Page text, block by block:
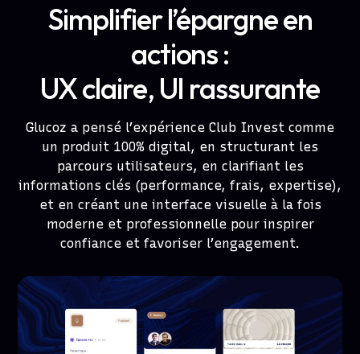
Simplifier l’épargne en
actions :
UX claire, UI rassurante
Glucoz a pensé l’expérience Club Invest comme
un produit 100% digital, en structurant les
parcours utilisateurs, en clarifiant les
informations clés (performance, frais, expertise),
et en créant une interface visuelle à la fois
moderne et professionnelle pour inspirer
confiance et favoriser l’engagement.